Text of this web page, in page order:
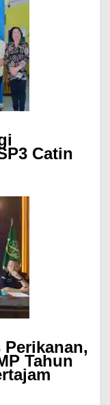
Catin
Tahun